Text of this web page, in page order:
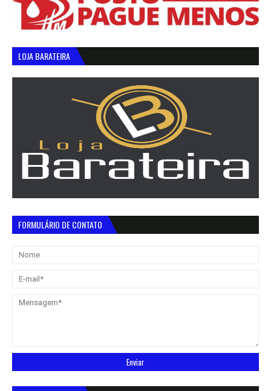
LOJA BARATEIRA
FORMULÁRIO DE CONTATO